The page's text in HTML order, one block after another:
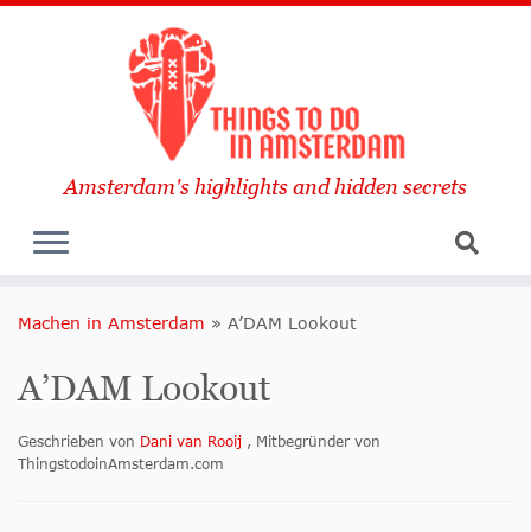
Amsterdam's highlights and hidden secrets
Machen in Amsterdam » A’DAM Lookout
A’DAM Lookout
Geschrieben von Dani van Rooij , Mitbegründer von
ThingstodoinAmsterdam.com